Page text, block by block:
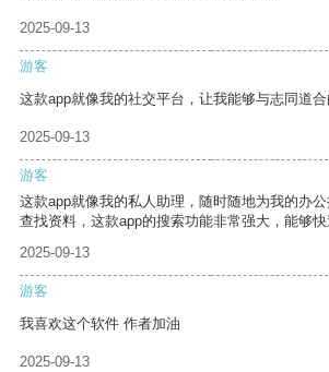
2025-09-13
游客
这款app就像我的社交平台，让我能够与志同道合
2025-09-13
游客
这款app就像我的私人助理，随时随地为我的办
查找资料，这款app的搜索功能非常强大，能够快
2025-09-13
游客
我喜欢这个软件 作者加油
2025-09-13